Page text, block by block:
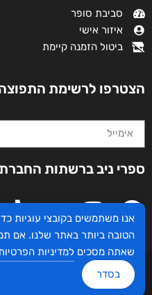
סביבת סופר
איזור אישי
ביטול הזמנה קיימת
הצטרפו לרשימת
ספרי ניב ברשתות
עיצוב ובניית האתר: ספרי ניב © כל
אנו משתמשים בקובצי עוגיות
הטובה ביותר באתר שלנו. אם
שאתה מסכים למדיניות
בסדר